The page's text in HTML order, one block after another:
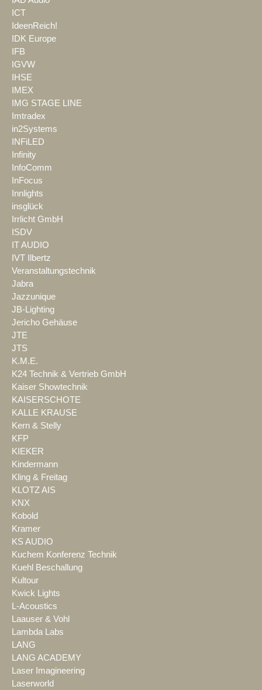
ICT
IdeenReich!
IDK Europe
IFB
IGVW
IHSE
IMEX
IMG STAGE LINE
Imtradex
in2Systems
INFiLED
Infinity
InfoComm
InFocus
Innlights
insglück
Irrlicht GmbH
ISDV
IT AUDIO
IVT Ilbertz
Veranstaltungstechnik
Jabra
Jazzunique
JB-Lighting
Jericho Gehäuse
JTE
JTS
K.M.E.
K24 Technik & Vertrieb GmbH
Kaiser Showtechnik
KAISERSCHOTE
KALLE KRAUSE
Kern & Stelly
KFP
KIEKER
Kindermann
Kling & Freitag
KLOTZ AIS
KNX
Kobold
Kramer
KS AUDIO
Kuchem Konferenz Technik
Kuehl Beschallung
Kultour
Kwick Lights
L-Acoustics
Laauser & Vohl
Lambda Labs
LANG
LANG ACADEMY
Laser Imagineering
Laserworld